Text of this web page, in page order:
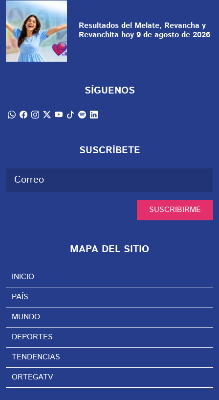
Resultados del Melate, Revancha y
Revanchita hoy 9 de agosto de 2026
SÍGUENOS
SUSCRÍBETE
SUSCRIBIRME
MAPA DEL SITIO
INICIO
PAÍS
MUNDO
DEPORTES
TENDENCIAS
ORTEGATV